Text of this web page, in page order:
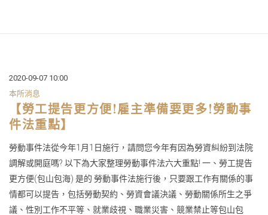
2020-09-07 10:00
本所消息
【勞工提告更方便!雇主準備要更多!勞動事
件法重點】
勞動事件法從今年1月1日施行，請問您今年有因為勞資糾紛到法院
調解或開庭嗎? 以下為大家整理勞動事件法六大重點! 一、勞工提告
更方便(包山包海) 是的 勞動事件法施行後，只要跟工作有關係的事
情都可以提告，包括勞動契約、勞資會議決議、勞動關係所生之爭
議、性別工作不平等、就業歧視、職業災害、競業禁止等包山包